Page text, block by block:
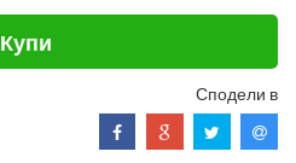
Купи
Сподели в